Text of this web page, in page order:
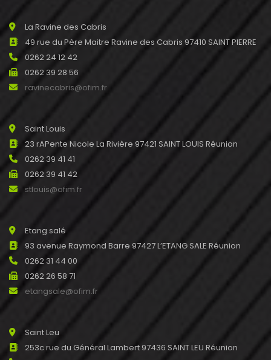
La Ravine des Cabris
49 rue du Père Maitre Ravine des Cabris 97410 SAINT PIERRE
0262 24 12 42
0262 39 28 56
ravinecabris@ofim.fr
Saint Louis
23 rAPente Nicole La Rivière 97421 SAINT LOUIS Réunion
0262 39 41 41
0262 39 41 42
stlouis@ofim.fr
Etang salé
93 avenue Raymond Barre 97427 L’ETANG SALE Réunion
0262 31 44 00
0262 26 58 71
etangsale@ofim.fr
Saint Leu
253c rue du Général Lambert 97436 SAINT LEU Réunion